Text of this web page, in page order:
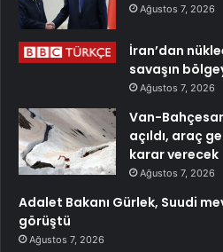
Ağustos 7, 2026
İran’dan
savaşın
Ağustos 7, 2026
Van-
açıldı, araç
karar verecek
Ağustos 7, 2026
Adalet Bakanı Gürlek, Suudi
görüştü
Ağustos 7, 2026